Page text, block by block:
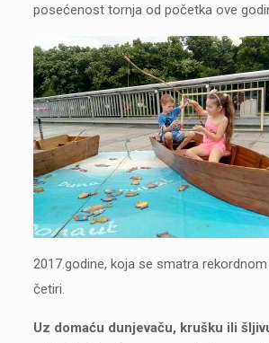
posećenost tornja od početka ove
2017.godine, koja se smatra
četiri.
Uz domaću dunjevaču, krušku ili